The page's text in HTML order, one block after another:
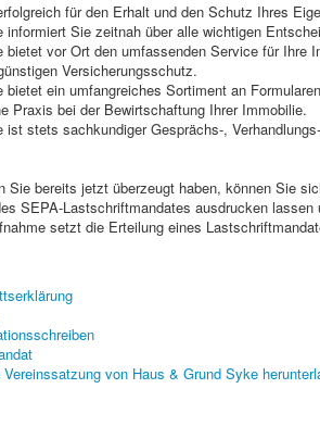
für den Erhalt und den Schutz Ihres
informiert Sie zeitnah über alle wichtigen
bietet vor Ort den umfassenden Service für Ihre
Versicherungsschutz.
bietet ein umfangreiches Sortiment an
Praxis bei der Bewirtschaftung Ihrer Immobilie.
ist stets sachkundiger Gesprächs-,
Sie bereits jetzt überzeugt haben, können Sie
SEPA-Lastschriftmandates ausdrucken
setzt die Erteilung eines
von Haus & Grund Syke